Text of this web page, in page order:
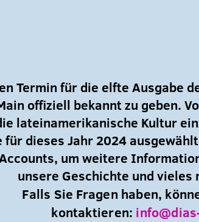
Termin für die elfte Ausgabe
offiziell bekannt zu geben.
lateinamerikanische Kultur
für dieses Jahr 2024
um weitere
unsere Geschichte und vieles
Falls Sie Fragen haben,
kontaktieren: